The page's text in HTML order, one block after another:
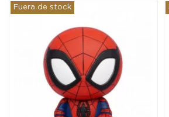
Fuera de stock